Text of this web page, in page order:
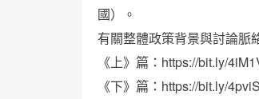
國）。
有關整體政策背景與討論脈
《上》篇：https://bit.ly/
《下》篇：https://bit.ly/